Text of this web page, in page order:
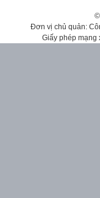
Đơn vị chủ quản:
Giấy phép mạng